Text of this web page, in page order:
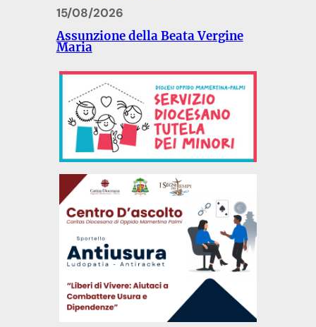
15/08/2026
Assunzione della Beata Vergine
Maria